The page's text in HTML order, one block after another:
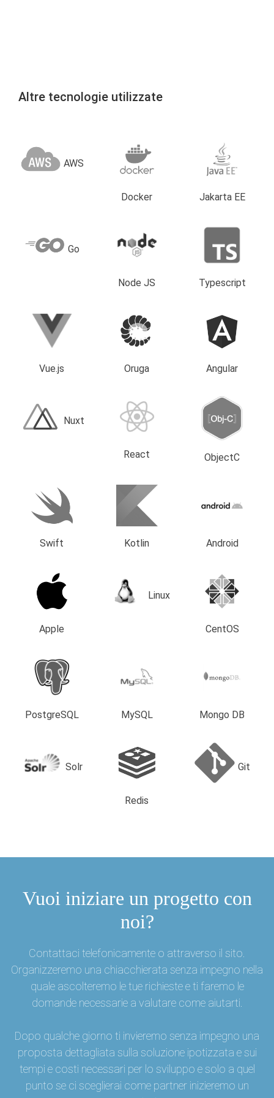
Altre tecnologie utilizzate
AWS
Docker Jakarta EE
Go
Node JS Typescript
Vue.js Oruga Angular
Nuxt
React ObjectC
Swift Kotlin Android
Apple
Linux
CentOS
PostgreSQL MySQL Mongo DB
Solr
Redis
Git
Vuoi iniziare un progetto con
noi?
Contattaci telefonicamente o attraverso il sito.
Organizzeremo una chiacchierata senza impegno nella
quale ascolteremo le tue richieste e ti faremo le
domande necessarie a valutare come aiutarti.
Dopo qualche giorno ti invieremo senza impegno una
proposta dettagliata sulla soluzione ipotizzata e sui
tempi e costi necessari per lo sviluppo e solo a quel
punto se ci sceglierai come partner inizieremo un